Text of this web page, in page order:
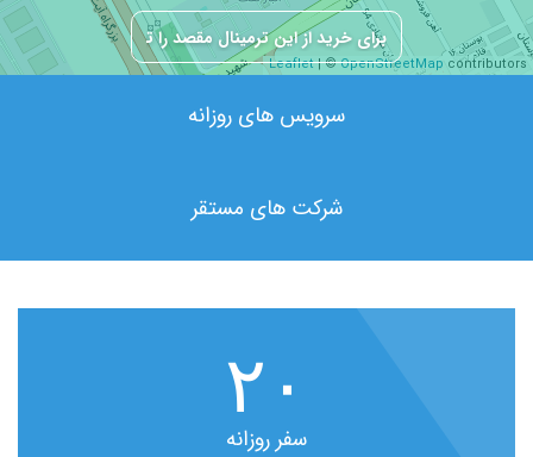
Leaflet| ©OpenStreetMap contributors
سرویس های روزانه
شرکت های مستقر
۲۰
سفر روزانه